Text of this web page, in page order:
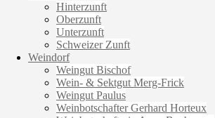
Hinterzunft
Oberzunft
Unterzunft
Schweizer Zunft
Weindorf
Weingut Bischof
Wein- & Sektgut Merg-Frick
Weingut Paulus
Weinbotschafter Gerhard Horteux